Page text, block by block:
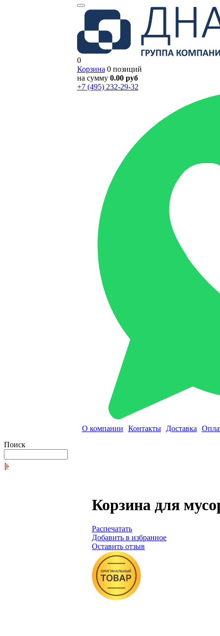
0
Корзина 0 позиций
на сумму 0.00 руб
+7 (495) 232-29-32
О компании Контакты Доставка
Поиск
Корзина для
Распечатать
Добавить в избранное
Оставить отзыв